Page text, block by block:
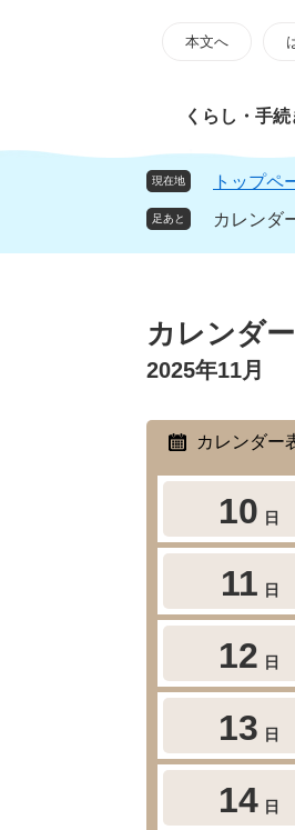
頭
飛
本
本文へ
くらし・手続
現在地 トップペ
足あと カレンダ
文
カレンダ
2025年11月
カレンダー
10 日
11 日
12 日
13 日
14 日